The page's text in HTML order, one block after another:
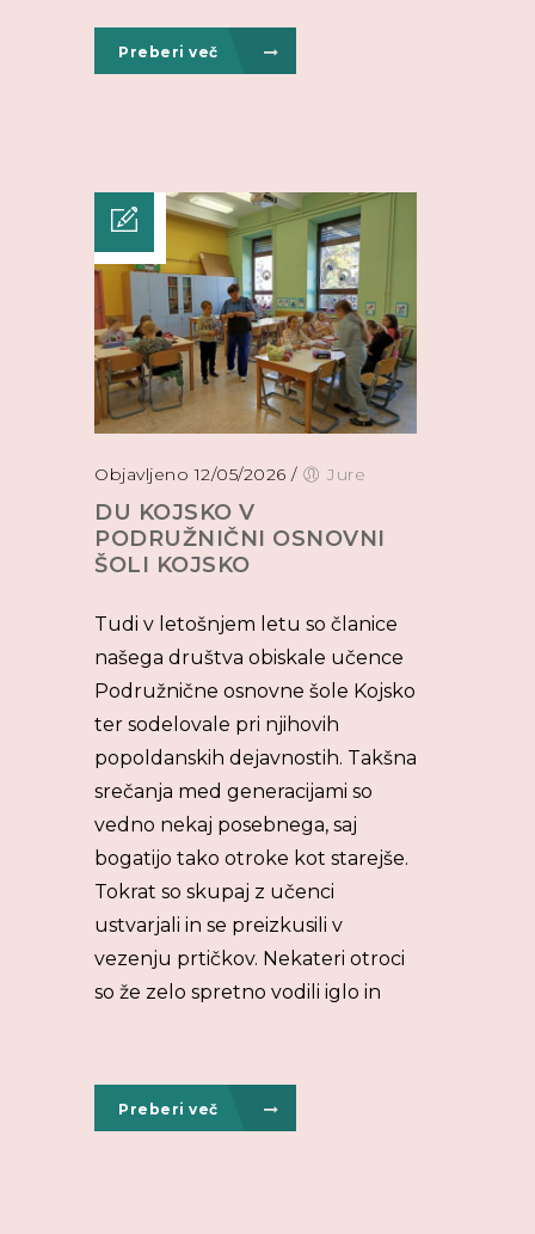
Preberi več
Objavljeno 12/05/2026 / Jure
DU KOJSKO V
PODRUŽNIČNI OSNOVNI
ŠOLI KOJSKO
Tudi v letošnjem letu so članice
našega društva obiskale učence
Podružnične osnovne šole Kojsko
ter sodelovale pri njihovih
popoldanskih dejavnostih. Takšna
srečanja med generacijami so
vedno nekaj posebnega, saj
bogatijo tako otroke kot starejše.
Tokrat so skupaj z učenci
ustvarjali in se preizkusili v
vezenju prtičkov. Nekateri otroci
so že zelo spretno vodili iglo in
Preberi več